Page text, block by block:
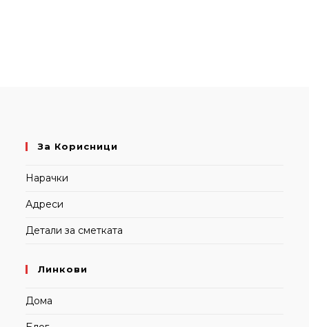
За Корисници
Нарачки
Адреси
Детали за сметката
Линкови
Дома